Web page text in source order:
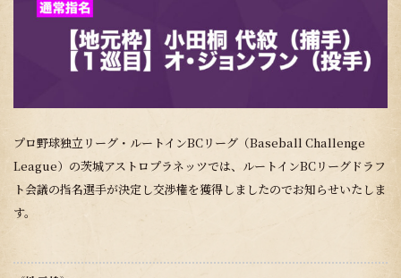
プロ野球独立リーグ・ルートインBCリーグ（Baseball Challenge
League）の茨城アストロプラネッツでは、ルートインBCリーグドラフ
ト会議の指名選手が決定し交渉権を獲得しましたのでお知らせいたしま
す。